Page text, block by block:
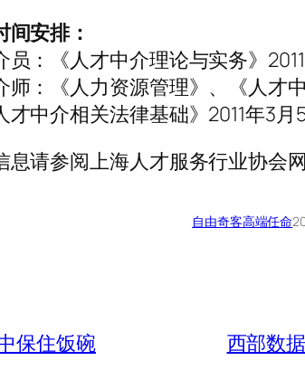
安排：
员：《人才中介理论与实务》
师：《人力资源管理》、《人才
才中介相关法律基础》2011年3月
息请参阅上海人才服务行业协会
自由奇客高端任命
保住饭碗 西部数